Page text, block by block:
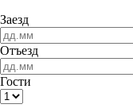
Заезд
Отъезд
Гости